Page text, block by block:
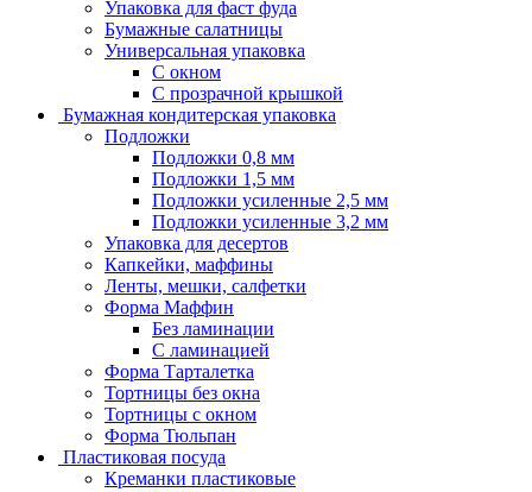
Упаковка для фаст фуда
Бумажные салатницы
Универсальная упаковка
С окном
С прозрачной крышкой
Бумажная кондитерская упаковка
Подложки
Подложки 0,8 мм
Подложки 1,5 мм
Подложки усиленные 2,5 мм
Подложки усиленные 3,2 мм
Упаковка для десертов
Капкейки, маффины
Ленты, мешки, салфетки
Форма Маффин
Без ламинации
С ламинацией
Форма Тарталетка
Тортницы без окна
Тортницы с окном
Форма Тюльпан
Пластиковая посуда
Креманки пластиковые